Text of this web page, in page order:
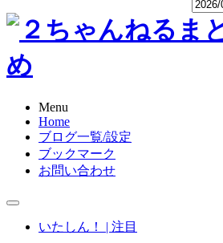
Menu
Home
ブログ一覧/設定
ブックマーク
お問い合わせ
いたしん！ | 注目